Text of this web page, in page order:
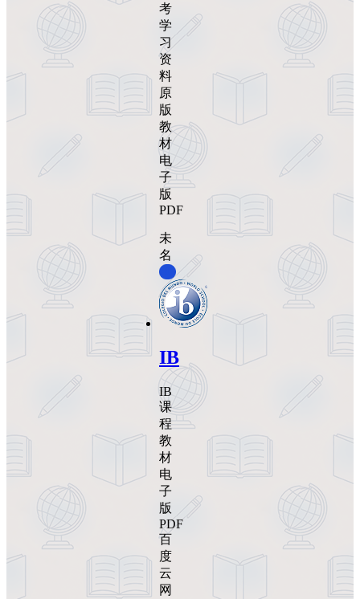
考
学
习
资
料
原
版
教
材
电
子
版
PDF
未
名
IB
IB
课
程
教
材
电
子
版
PDF
百
度
云
网